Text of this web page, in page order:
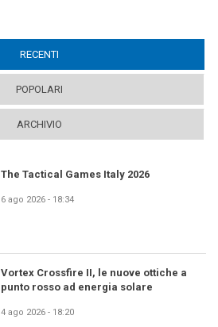
RECENTI
POPOLARI
ARCHIVIO
The Tactical Games Italy 2026
6 ago 2026 - 18:34
Vortex Crossfire II, le nuove ottiche a
punto rosso ad energia solare
4 ago 2026 - 18:20